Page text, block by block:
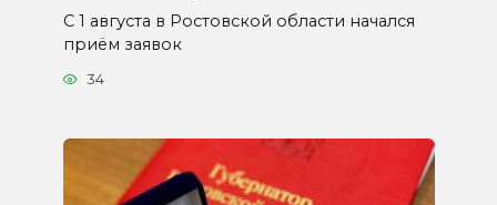
С 1 августа в Ростовской области начался
приём заявок
34